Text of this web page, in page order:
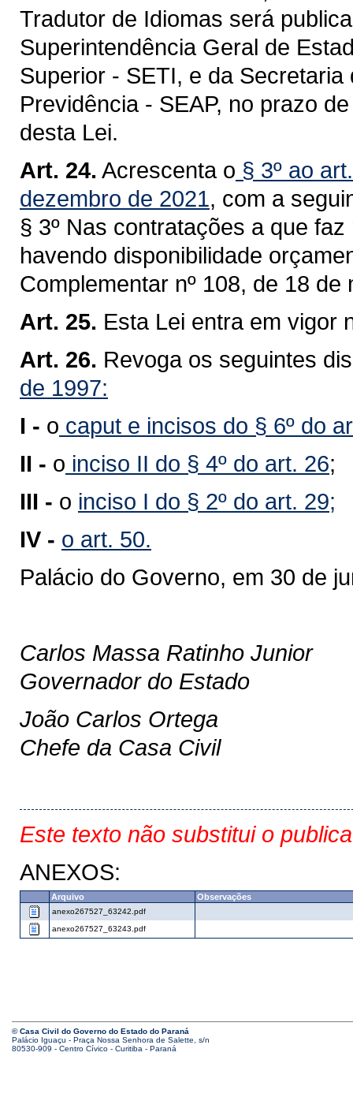
Tradutor de Idiomas será
Superintendência Geral de
Superior - SETI, e da
Previdência - SEAP, no prazo
desta Lei.
Art. 24. Acrescenta o § 3º ao
dezembro de 2021, com a
§ 3º Nas contratações a que
havendo disponibilidade
Complementar nº 108, de 18 de
Art. 25. Esta Lei entra em vigor
Art. 26. Revoga os seguintes
de 1997:
I - o caput e incisos do § 6º do
II - o inciso II do § 4º do art. 26;
III - o inciso I do § 2º do art. 29;
IV - o art. 50.
Palácio do Governo, em 30 de
Carlos Massa Ratinho Junior
Governador do Estado
João Carlos Ortega
Chefe da Casa Civil
Este texto não substitui o
ANEXOS:
Arquivo Observações
anexo267527_63242.pdf
anexo267527_63243.pdf
© Casa Civil do Governo do Estado do Paraná
Palácio Iguaçu - Praça Nossa Senhora de Salette, s/n
80530-909 - Centro Cívico - Curitiba - Paraná